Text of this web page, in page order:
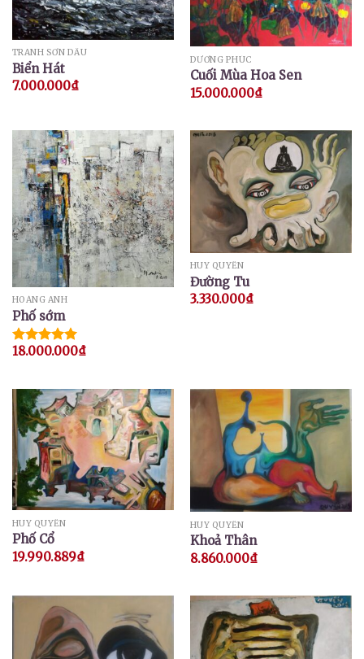
TRANH SƠN DẦU
Biển Hát
7.000.000₫
DƯƠNG PHÚC
Cuối Mùa Hoa Sen
15.000.000₫
HOÀNG ANH
Phố sớm
Được xếp
18.000.000₫
HUY QUYỂN
Đường Tu
3.330.000₫
HUY QUYỂN
Phố Cổ
19.990.889₫
HUY QUYỂN
Khoả Thân
8.860.000₫